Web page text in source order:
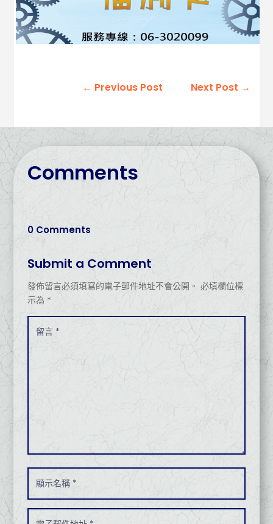
← Previous Post Next Post →
Comments
0 Comments
Submit a Comment
發佈留言必須填寫的電子郵件地址不會公開。 必填欄位標
示為 *